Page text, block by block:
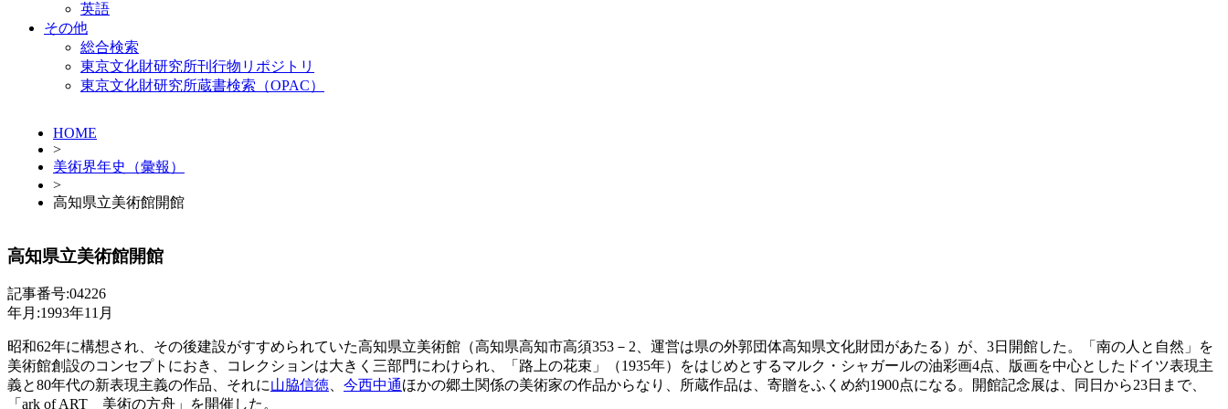
英語
その他
総合検索
東京文化財研究所刊行物リポジトリ
東京文化財研究所蔵書検索（OPAC）
HOME
>
美術界年史（彙報）
>
高知県立美術館開館
高知県立美術館開館
記事番号:04226
年月:1993年11月
昭和62年に構想され、その後建設がすすめられていた高知県立美術館（高知県高知市高須353－2、運営は県の外郭団体高知県文化財団があたる）が、3日開館した。「南の人と自然」を
美術館創設のコンセプトにおき、コレクションは大きく三部門にわけられ、「路上の花束」（1935年）をはじめとするマルク・シャガールの油彩画4点、版画を中心としたドイツ表現主
義と80年代の新表現主義の作品、それに山脇信徳 今西中通ほかの郷土関係の美術家の作品からなり、所蔵作品は、寄贈をふくめ約1900点になる。開館記念展は、同日から23日まで、
「ark of ART 美術の方舟」を開催した。